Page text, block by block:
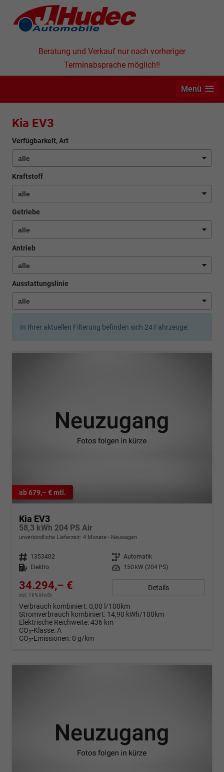
Beratung und Verkauf nur nach vorheriger
Terminabsprache möglich!!
Menü
Kia EV3
Verfügbarkeit, Art
Kraftstoff
Getriebe
Antrieb
Ausstattungslinie
In Ihrer aktuellen Filterung befinden sich 24 Fahrzeuge:
ab 679,– € mtl.
Kia EV3
58,3 kWh 204 PS Air
unverbindliche Lieferzeit: 4 Monate Neuwagen
Fahrzeugnr. 1353402 Getriebe Automatik
Kraftstoff
Elektro Leistung 150 kW (204 PS)
34.294,– €
incl. 19% MwSt.
Details
Verbrauch kombiniert: 0,00 l/100km
Stromverbrauch kombiniert: 14,90 kWh/100km
Elektrische Reichweite:436 km
CO2-Klasse:A
CO2-Emissionen: 0 g/km